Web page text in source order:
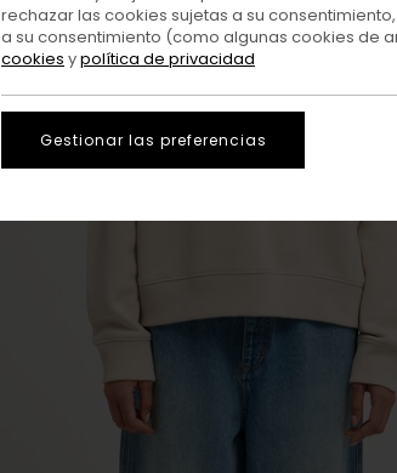
rechazar las cookies sujetas a su
a su consentimiento (como algunas cookies de
cookies ypolítica de privacidad
Gestionar las preferencias